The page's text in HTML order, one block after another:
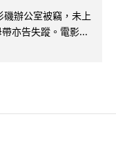
磯辦公室被竊，未上
亦告失蹤。電影...